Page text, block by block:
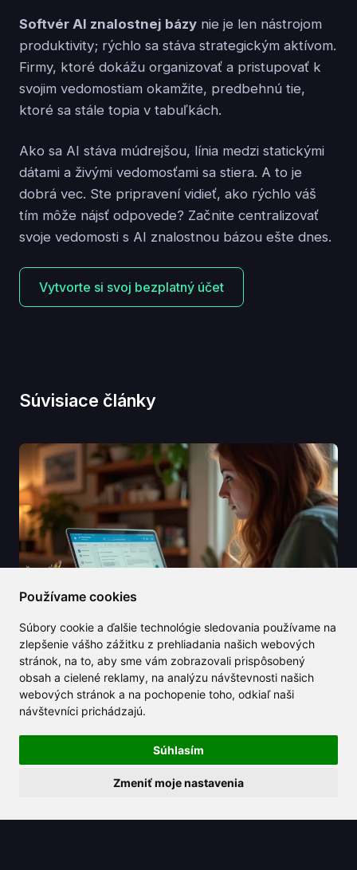
Používame cookies
Súbory cookie a ďalšie technológie sledovania používame na
zlepšenie vášho zážitku z prehliadania našich webových
stránok, na to, aby sme vám zobrazovali prispôsobený
obsah a cielené reklamy, na analýzu návštevnosti našich
webových stránok a na pochopenie toho, odkiaľ naši
návštevníci prichádzajú.
Súhlasím
Zmeniť moje nastavenia
Softvér AI znalostnej bázy nie je len nástrojom
produktivity; rýchlo sa stáva strategickým aktívom.
Firmy, ktoré dokážu organizovať a pristupovať k
svojim vedomostiam okamžite, predbehnú tie,
ktoré sa stále topia v tabuľkách.
Ako sa AI stáva múdrejšou, línia medzi statickými
dátami a živými vedomosťami sa stiera. A to je
dobrá vec. Ste pripravení vidieť, ako rýchlo váš
tím môže nájsť odpovede? Začnite centralizovať
svoje vedomosti s AI znalostnou bázou ešte dnes.
Vytvorte si svoj bezplatný účet
Súvisiace články
2025/08/07
Preskúmajte ceny Claude AI a
objavte jeho hodnotu v porovnaní s